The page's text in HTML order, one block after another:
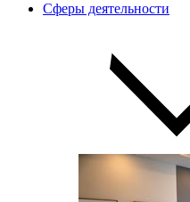
Сферы деятельности